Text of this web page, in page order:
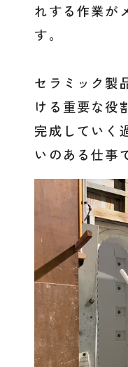
れする作業が
す。
セラミック製
ける重要な役
完成していく
いのある仕事